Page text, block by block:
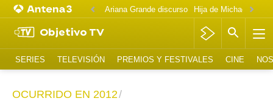
Ariana Grande discurso
Objetivo TV
SERIES TELEVISIÓN PREMIOS Y FESTIVALES CINE
OCURRIDO EN 2012